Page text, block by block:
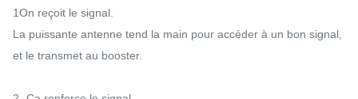
1On reçoit le signal.
La puissante antenne tend la main pour accéder à un bon signal,
et le transmet au booster.